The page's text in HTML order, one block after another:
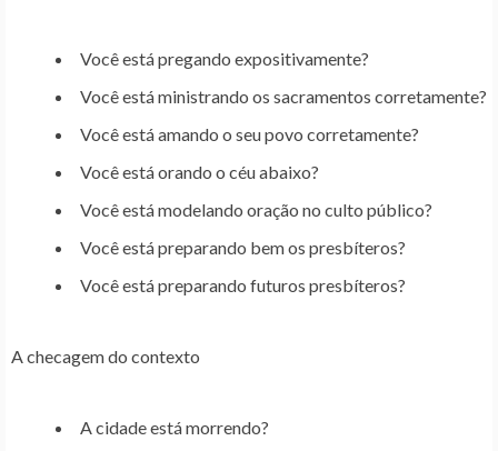
Você está pregando expositivamente?
Você está ministrando os sacramentos corretamente?
Você está amando o seu povo corretamente?
Você está orando o céu abaixo?
Você está modelando oração no culto público?
Você está preparando bem os presbíteros?
Você está preparando futuros presbíteros?
A checagem do contexto
A cidade está morrendo?